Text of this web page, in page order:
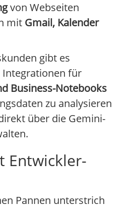
von Webseiten
mit Gmail, Kalender
gibt es
Integrationen für
Business-Notebooks
zu analysieren
über die Gemini-
Entwickler-
Pannen unterstrich